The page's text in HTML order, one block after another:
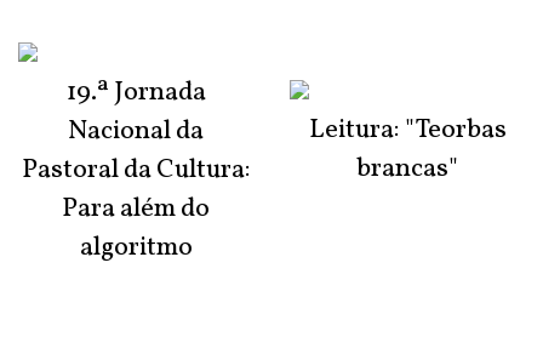
19.ª Jornada
Nacional da
Pastoral da Cultura:
Para além do
algoritmo
Leitura: "Teorbas
brancas"